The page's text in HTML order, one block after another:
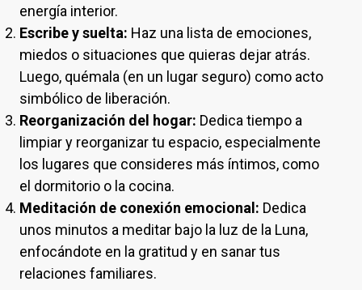
energía interior.
Escribe y suelta: Haz una lista de emociones,
miedos o situaciones que quieras dejar atrás.
Luego, quémala (en un lugar seguro) como acto
simbólico de liberación.
Reorganización del hogar: Dedica tiempo a
limpiar y reorganizar tu espacio, especialmente
los lugares que consideres más íntimos, como
el dormitorio o la cocina.
Meditación de conexión emocional: Dedica
unos minutos a meditar bajo la luz de la Luna,
enfocándote en la gratitud y en sanar tus
relaciones familiares.